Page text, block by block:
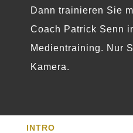
Dann trainieren Sie
Coach Patrick Senn
Medientraining. Nur
Kamera.
INTRO